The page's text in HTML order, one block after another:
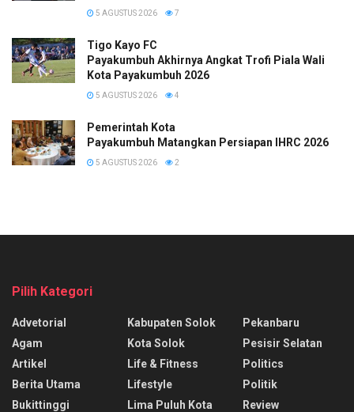
5 AGUSTUS 2026 7
Tigo Kayo FC
Payakumbuh Akhirnya Angkat Trofi Piala Wali
Kota Payakumbuh 2026
5 AGUSTUS 2026 4
Pemerintah Kota
Payakumbuh Matangkan Persiapan IHRC 2026
5 AGUSTUS 2026 2
Pilih Kategori
Advetorial
Agam
Artikel
Berita Utama
Bukittinggi
Kabupaten Solok
Kota Solok
Life & Fitness
Lifestyle
Lima Puluh Kota
Pekanbaru
Pesisir Selatan
Politics
Politik
Review